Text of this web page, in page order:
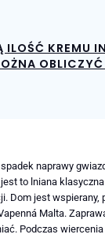
ILOŚĆ KREMU
OBLICZYĆ
naprawy
to lniana
Dom jest wspierany,
Malta.
Podczas